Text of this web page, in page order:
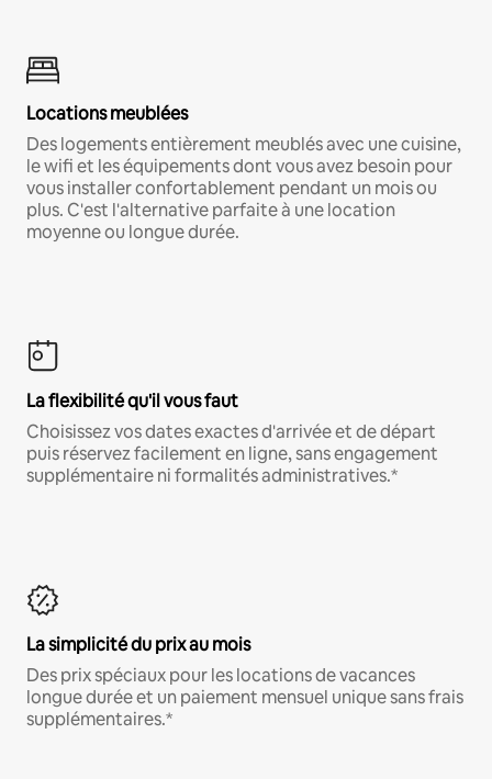
Locations meublées
Des logements entièrement meublés avec une cuisine,
le wifi et les équipements dont vous avez besoin pour
vous installer confortablement pendant un mois ou
plus. C'est l'alternative parfaite à une location
moyenne ou longue durée.
La flexibilité qu'il vous faut
Choisissez vos dates exactes d'arrivée et de départ
puis réservez facilement en ligne, sans engagement
supplémentaire ni formalités administratives.*
La simplicité du prix au mois
Des prix spéciaux pour les locations de vacances
longue durée et un paiement mensuel unique sans frais
supplémentaires.*